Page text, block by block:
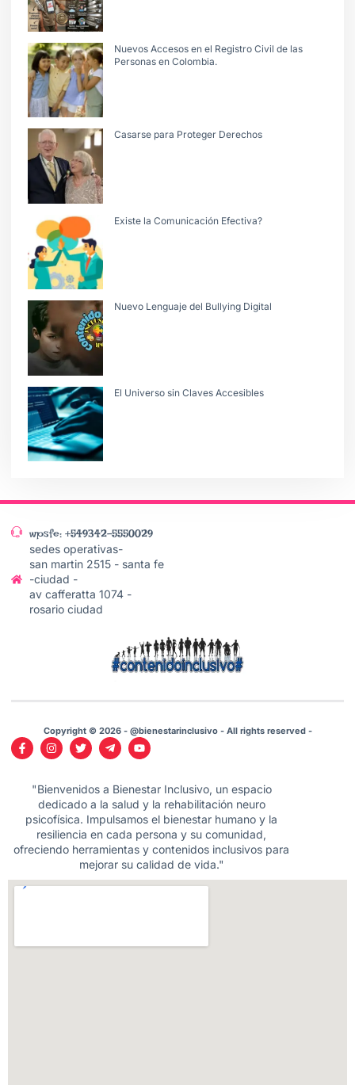
Nuevos Accesos en el Registro Civil de las
Personas en Colombia.
Casarse para Proteger Derechos
Existe la Comunicación Efectiva?
Nuevo Lenguaje del Bullying Digital
El Universo sin Claves Accesibles
wpsfe: +549342-5550029
sedes operativas-
san martin 2515 - santa fe
-ciudad -
av cafferatta 1074 -
rosario ciudad
Copyright © 2026 - @bienestarinclusivo - All rights reserved -
"Bienvenidos a Bienestar Inclusivo, un espacio
dedicado a la salud y la rehabilitación neuro
psicofísica. Impulsamos el bienestar humano y la
resiliencia en cada persona y su comunidad,
ofreciendo herramientas y contenidos inclusivos para
mejorar su calidad de vida."